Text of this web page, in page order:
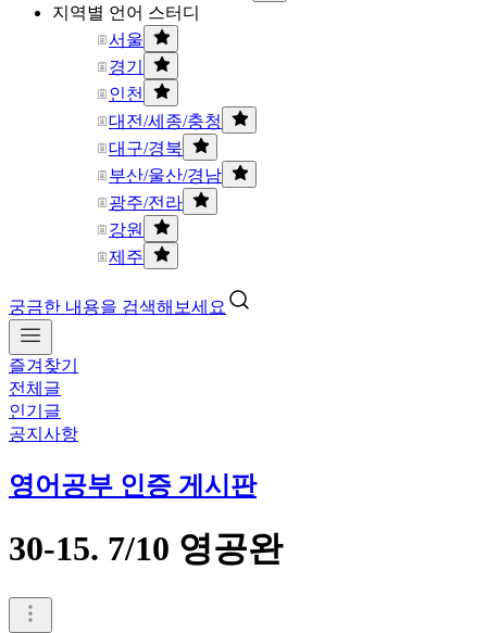
지역별 언어 스터디
서울
경기
인천
대전/세종/충청
대구/경북
부산/울산/경남
광주/전라
강원
제주
궁금한 내용을 검색해보세요
즐겨찾기
전체글
인기글
공지사항
영어공부 인증 게시판
30-15. 7/10 영공완